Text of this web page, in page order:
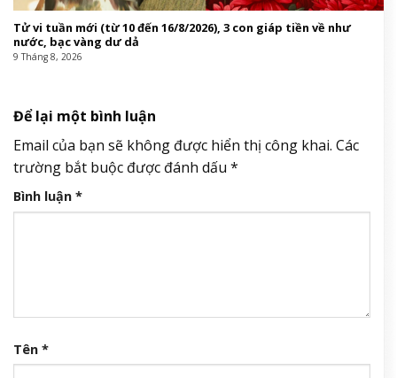
Tử vi tuần mới (từ 10 đến 16/8/2026), 3 con giáp tiền về như
nước, bạc vàng dư dả
9 Tháng 8, 2026
Để lại một bình luận
Email của bạn sẽ không được hiển thị công khai. Các
trường bắt buộc được đánh dấu *
Bình luận *
Tên *